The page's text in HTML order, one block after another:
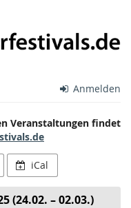
Anmelden
Veranstaltungen findet
iCal
(24.02. – 02.03.)